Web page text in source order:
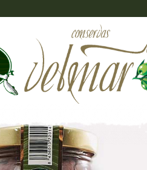
Contacto